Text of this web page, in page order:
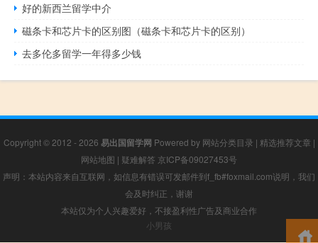
好的新西兰留学中介
磁条卡和芯片卡的区别图（磁条卡和芯片卡的区别）
去多伦多留学一年得多少钱
Copyright © 2012 - 2026 易出国留学网 Powered by 网站分类目录 | 精选推荐文章 |
网站地图 | 疑难解答 京ICP备09027453号
声明：本站内容来自互联网，如信息有错误可发邮件到f_fb#foxmail.com说明，我们
会及时纠正，谢谢
本站仅为个人兴趣爱好，不接盈利性广告及商业合作
小男孩